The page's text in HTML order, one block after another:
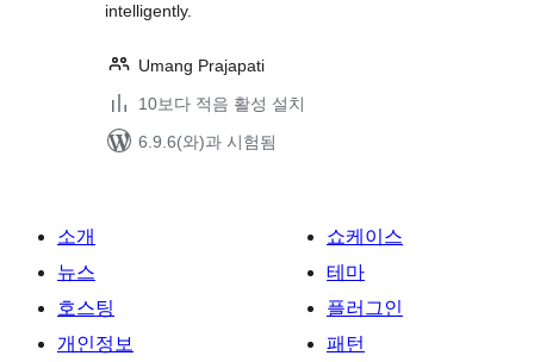
intelligently.
Umang Prajapati
10보다 적음 활성 설치
6.9.6(와)과 시험됨
소개
뉴스
호스팅
개인정보
쇼케이스
테마
플러그인
패턴